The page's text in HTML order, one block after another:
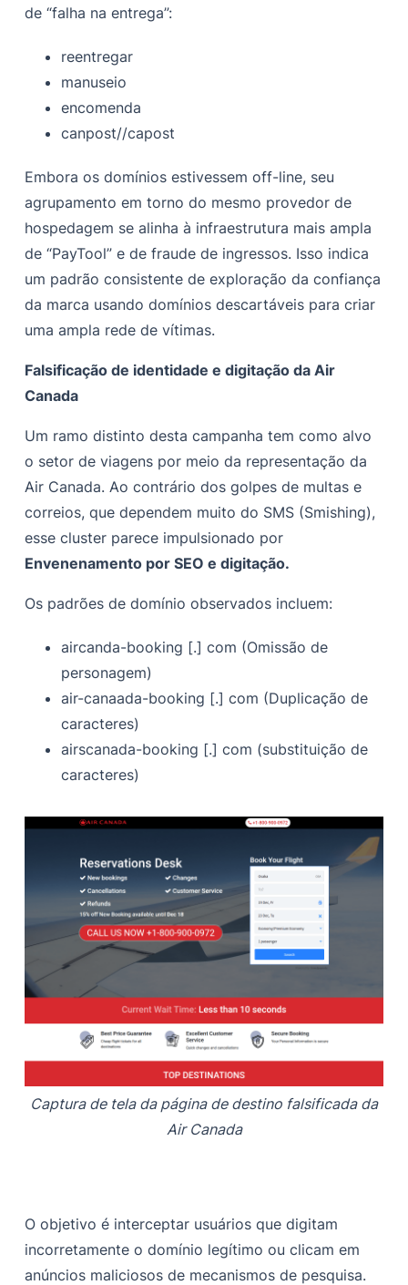
de “falha na entrega”:
reentregar
manuseio
encomenda
canpost//capost
Embora os domínios estivessem off-line, seu
agrupamento em torno do mesmo provedor de
hospedagem se alinha à infraestrutura mais ampla
de “PayTool” e de fraude de ingressos. Isso indica
um padrão consistente de exploração da confiança
da marca usando domínios descartáveis para criar
uma ampla rede de vítimas.
Falsificação de identidade e digitação da Air
Canada
Um ramo distinto desta campanha tem como alvo
o setor de viagens por meio da representação da
Air Canada. Ao contrário dos golpes de multas e
correios, que dependem muito do SMS (Smishing),
esse cluster parece impulsionado por
Envenenamento por SEO e digitação.
Os padrões de domínio observados incluem:
aircanda-booking [.] com (Omissão de
personagem)
air-canaada-booking [.] com (Duplicação de
caracteres)
airscanada-booking [.] com (substituição de
caracteres)
Captura de tela da página de destino falsificada da
Air Canada
O objetivo é interceptar usuários que digitam
incorretamente o domínio legítimo ou clicam em
anúncios maliciosos de mecanismos de pesquisa.